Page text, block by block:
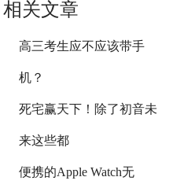
相关文章
高三考生应不应该带手
机？
死宅赢天下！除了初音未
来这些都
便携的Apple Watch无